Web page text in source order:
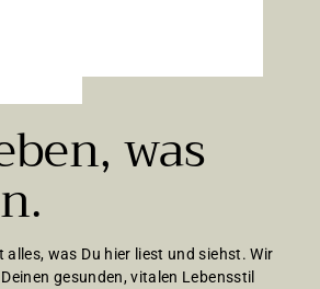
was
alles, was Du hier liest und siehst. Wir
gesunden, vitalen Lebensstil